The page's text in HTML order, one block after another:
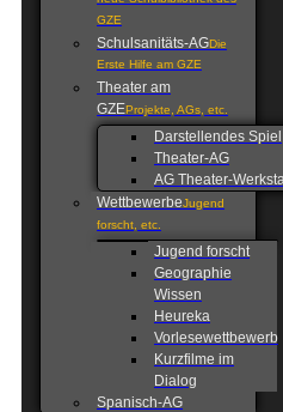
GZE
Schulsanitäts-AGDie
Erste Hilfe am GZE
Theater am
GZEProjekte, AGs, etc.
Darstellendes Spiel
Theater-AG
AG Theater-
WettbewerbeJugend
forscht, etc.
Jugend forscht
Geographie
Wissen
Heureka
Vorlesewettbewerb
Kurzfilme im
Dialog
Spanisch-AG